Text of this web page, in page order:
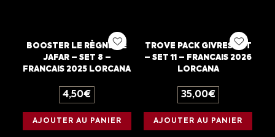
BOOSTER LE RÈGNE DE
JAFAR – SET 8 –
FRANCAIS 2025 LORCANA
4,50€
AJOUTER AU PANIER
TROVE PACK GIVRESORT
– SET 11 – FRANCAIS 2026
LORCANA
35,00€
AJOUTER AU PANIER